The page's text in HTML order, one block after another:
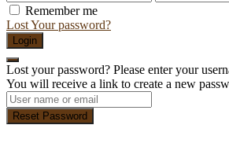
Remember me
Lost Your password?
Login
Lost your password? Please enter your
You will receive a link to create a new
Reset Password